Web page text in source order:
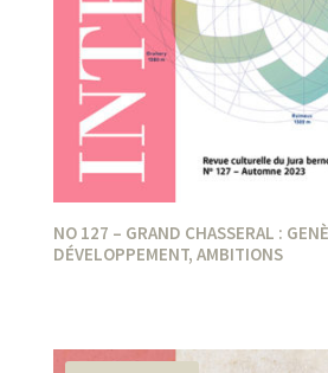
NO 127 – GRAND CHASSERAL :
DÉVELOPPEMENT, AMBITIONS